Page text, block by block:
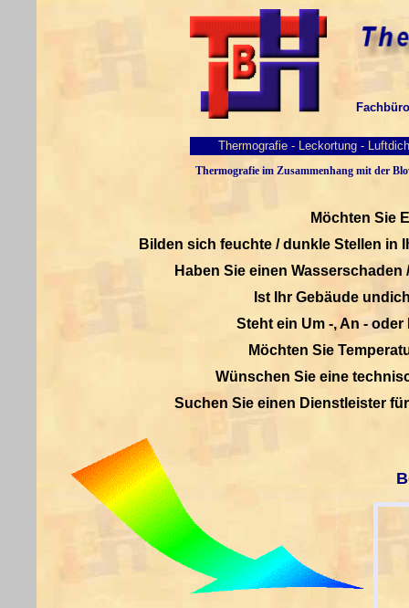
Thermografie - Leckortung -
Thermografie im Zusammenhang mit der
Möchten Sie
Bilden sich feuchte / dunkle Stellen in
Haben Sie einen Wasserschaden
Ist Ihr Gebäude
Steht ein Um -, An -
Möchten Sie
Wünschen Sie eine
Suchen Sie einen Dienstleister